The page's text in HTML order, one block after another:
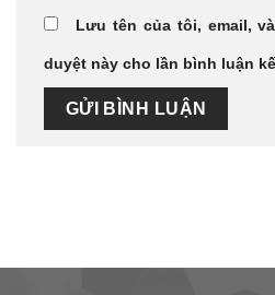
Lưu tên của tôi, email,
duyệt này cho lần bình luận